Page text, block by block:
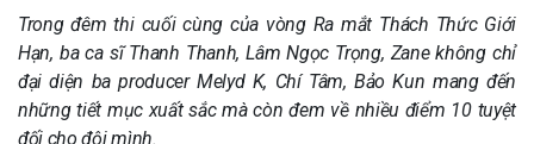
Trong đêm thi cuối cùng của vòng Ra mắt Thách Thức Giới
Hạn, ba ca sĩ Thanh Thanh, Lâm Ngọc Trọng, Zane không chỉ
đại diện ba producer Melyd K, Chí Tâm, Bảo Kun mang đến
những tiết mục xuất sắc mà còn đem về nhiều điểm 10 tuyệt
đối cho đội mình.